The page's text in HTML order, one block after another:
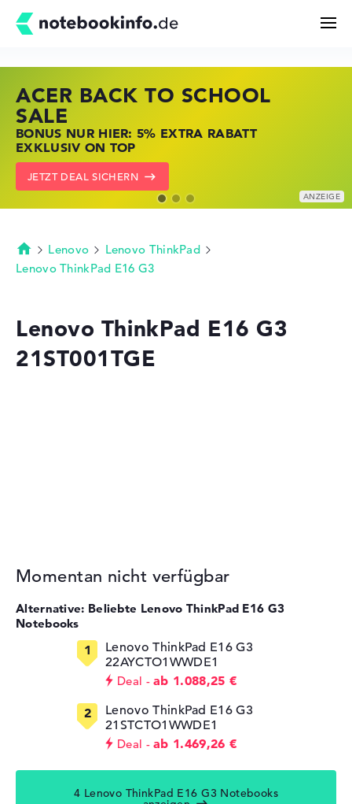
Kaufberatung
Technik & Wissen
Merkzettel
ACER BACK TO SCHOOL
SALE
BONUS NUR HIER: 5% EXTRA RABATT
EXKLUSIV ON TOP
JETZT DEAL SICHERN
HP STORE SSV DEALS
JETZT ZUGREIFEN: NOTEBOOKS BEI HP
KRÄFTIG REDUZIERT
ZU DEN HP ANGEBOTEN
LENOVO LAPTOP DEALS
NOTEBOOKS BEI LENOVO JETZT
KRÄFTIG REDUZIERT
LENOVO DEALS ZEIGEN
Startseite
Lenovo
Lenovo ThinkPad
Lenovo ThinkPad E16 G3
Lenovo ThinkPad E16 G3
21ST001TGE
Momentan nicht verfügbar
Alternative: Beliebte Lenovo ThinkPad E16 G3
Notebooks
Lenovo ThinkPad E16 G3
22AYCTO1WWDE1
Deal
ab 1.088,25 €
Lenovo ThinkPad E16 G3
21STCTO1WWDE1
Deal ab 1.469,26 €
4 Lenovo ThinkPad E16 G3 Notebooks